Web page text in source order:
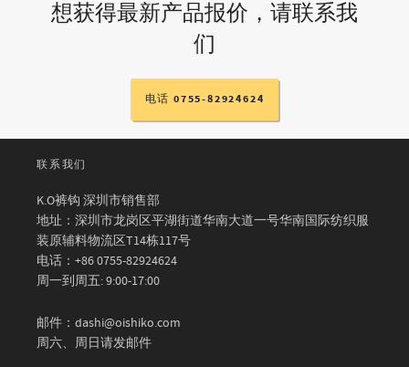
想获得最新产品报价，请联系我
们
电话 0755-82924624
联系我们
K.O裤钩 深圳市销售部
地址：深圳市龙岗区平湖街道华南大道一号华南国际纺织服
装原辅料物流区T14栋117号
电话：+86 0755-82924624
周一到周五: 9:00-17:00
邮件：dashi@oishiko.com
周六、周日请发邮件